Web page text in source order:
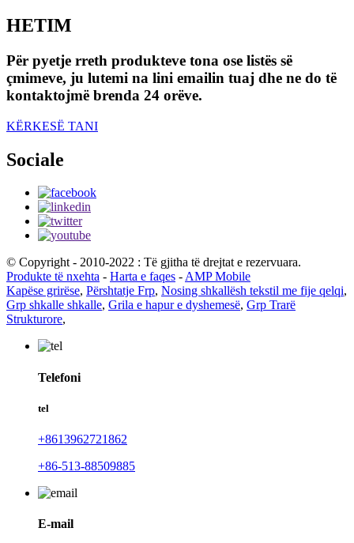
HETIM
Për pyetje rreth produkteve tona ose listës së
çmimeve, ju lutemi na lini emailin tuaj dhe ne do të
kontaktojmë brenda 24 orëve.
KËRKESË TANI
Sociale
© Copyright - 2010-2022 : Të gjitha të drejtat e rezervuara.
Produkte të nxehta - Harta e faqes -AMP Mobile
Kapëse grirëse, Përshtatje Frp, Nosing shkallësh tekstil me fije qelqi,
Grp shkalle shkalle, Grila e hapur e dyshemesë, Grp Trarë
Strukturore,
Telefoni
tel
+8613962721862
+86-513-88509885
E-mail